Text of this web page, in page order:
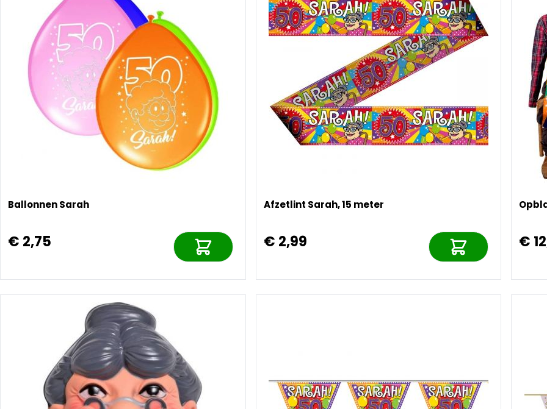
Ballonnen Sarah
€ 2,75
Afzetlint Sarah, 15 meter
€ 2,99 €